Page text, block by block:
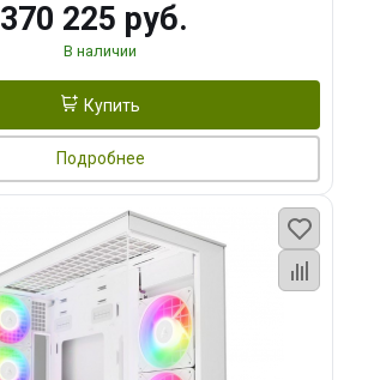
370 225 руб.
В наличии
Купить
Подробнее